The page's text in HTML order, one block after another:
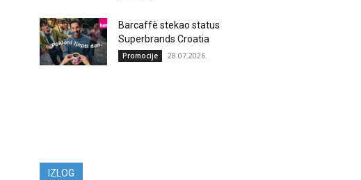
Barcaffè stekao status
Superbrands Croatia
Promocije 28.07.2026.
IZLOG